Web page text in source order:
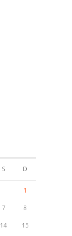
S D
1
7 8
14 15